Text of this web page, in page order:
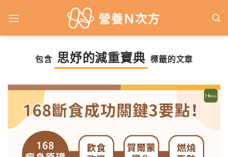
包含 思妤的減重寶典 標籤的文章